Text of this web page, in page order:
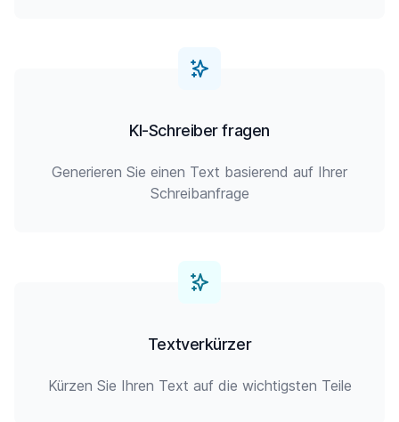
KI-Schreiber fragen
Generieren Sie einen Text basierend auf Ihrer
Schreibanfrage
Textverkürzer
Kürzen Sie Ihren Text auf die wichtigsten Teile